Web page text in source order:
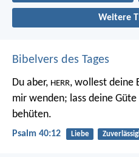
Weitere
Bibelvers des Tages
Du aber, HERR, wollest deine
mir wenden; lass deine
behüten.
Psalm 40:12 Liebe